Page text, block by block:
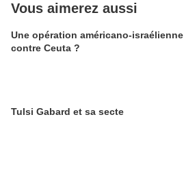
Vous aimerez aussi
Une opération américano-israélienne
contre Ceuta ?
Tulsi Gabard et sa secte